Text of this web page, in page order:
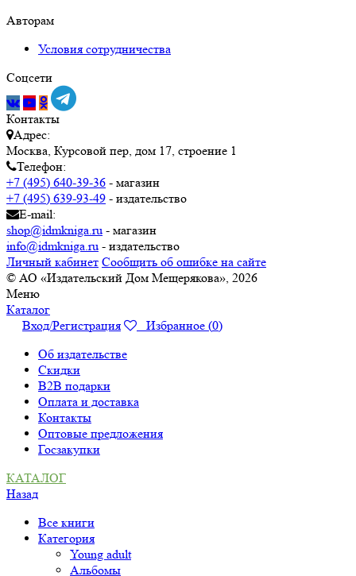
Авторам
Условия сотрудничества
Соцсети
Контакты
Адрес:
Москва, Курсовой пер, дом 17, строение 1
Телефон:
+7 (495) 640-39-36 - магазин
+7 (495) 639-93-49 - издательство
E-mail:
shop@idmkniga.ru - магазин
info@idmkniga.ru - издательство
Личный кабинет Сообщить об ошибке на сайте
© АО «Издательский Дом Мещерякова», 2026
Меню
Каталог
Вход/Регистрация
Избранное (0)
Об издательстве
Скидки
B2B подарки
Оплата и доставка
Контакты
Оптовые предложения
Госзакупки
КАТАЛОГ
Назад
Все книги
Категория
Young adult
Альбомы